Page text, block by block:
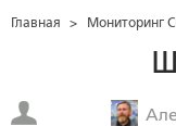
Главная > Мониторинг